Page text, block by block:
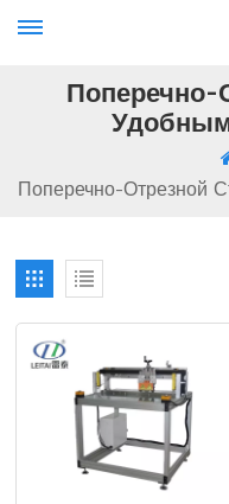
Поперечно-
Поперечно-Отрезной